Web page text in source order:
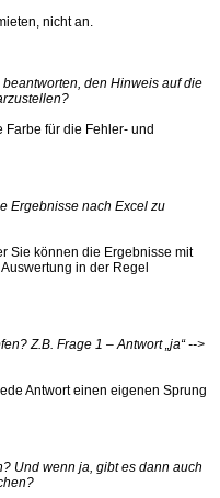
nicht an.
den Hinweis auf die
Farbe für die Fehler- und
Ergebnisse nach Excel zu
Sie können die Ergebnisse mit
in der Regel
Z.B. Frage 1 – Antwort „ja“ -->
Antwort einen eigenen Sprung
Und wenn ja, gibt es dann auch